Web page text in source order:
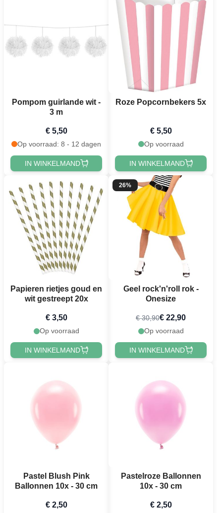
Pompom guirlande wit -
3 m
€ 5,50
Op voorraad: 8 - 12 dagen
IN WINKELMAND
Roze Popcornbekers 5x
€ 5,50
Op voorraad
IN WINKELMAND
Papieren rietjes goud en
wit gestreept 20x
€ 3,50
Op voorraad
IN WINKELMAND
26%
Geel rock'n'roll rok -
Onesize
€ 30,90€ 22,90
Op voorraad
IN WINKELMAND
Pastel Blush Pink
Ballonnen 10x - 30 cm
€ 2,50
Pastelroze Ballonnen
10x - 30 cm
€ 2,50